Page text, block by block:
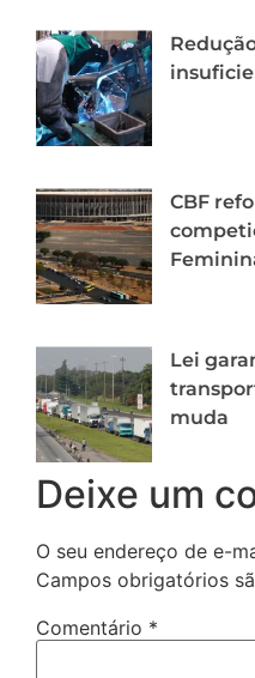
CBF
Lei
muda
Deixe um
O seu endereço de e-
Campos obrigatórios
Comentário *